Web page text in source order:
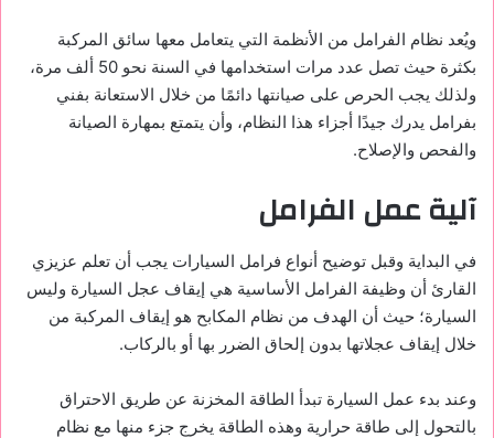
ويُعد نظام الفرامل من الأنظمة التي يتعامل معها سائق المركبة
بكثرة حيث تصل عدد مرات استخدامها في السنة نحو 50 ألف مرة،
ولذلك يجب الحرص على صيانتها دائمًا من خلال الاستعانة بفني
بفرامل يدرك جيدًا أجزاء هذا النظام، وأن يتمتع بمهارة الصيانة
والفحص والإصلاح.
آلية عمل الفرامل
في البداية وقبل توضيح أنواع فرامل السيارات يجب أن تعلم عزيزي
القارئ أن وظيفة الفرامل الأساسية هي إيقاف عجل السيارة وليس
السيارة؛ حيث أن الهدف من نظام المكابح هو إيقاف المركبة من
خلال إيقاف عجلاتها بدون إلحاق الضرر بها أو بالركاب.
وعند بدء عمل السيارة تبدأ الطاقة المخزنة عن طريق الاحتراق
بالتحول إلى طاقة حرارية وهذه الطاقة يخرج جزء منها مع نظام